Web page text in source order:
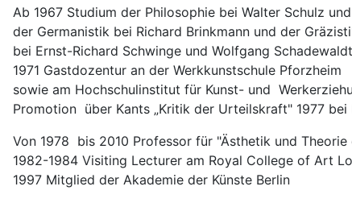
Ab 1967 Studium der Philosophie bei Walter Schulz
der Germanistik bei Richard Brinkmann und der
bei Ernst-Richard Schwinge und Wolfgang
1971 Gastdozentur an der Werkkunstschule Pforzheim
sowie am Hochschulinstitut für Kunst- und
Promotion über Kants „Kritik der Urteilskraft" 1977 bei
Von 1978 bis 2010 Professor für "Ästhetik und Theorie
1982-1984 Visiting Lecturer am Royal College of Art
1997 Mitglied der Akademie der Künste Berlin